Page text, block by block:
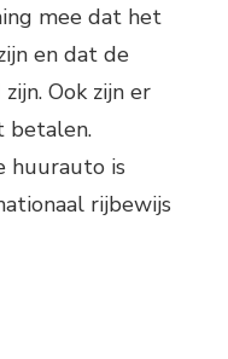
mee dat het
en dat de
Ook zijn er
betalen.
huurauto is
rijbewijs